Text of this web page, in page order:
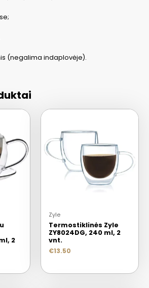
(negalima indaplovėje).
2
Zyle
Termostiklinės Zyle
ZY8024DG, 240 ml, 2
vnt.
€13.50